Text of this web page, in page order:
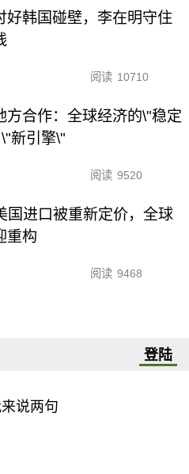
好韩国碰壁，李在明守住
阅读 10710
方合作：全球经济的\"稳定
新引擎\"
阅读 9520
国进口被重新定价，全球
重构
阅读 9468
登陆
说两句